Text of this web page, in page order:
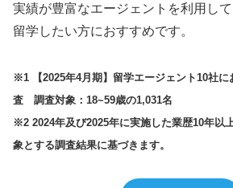
実績が豊富なエージェントを利用し
留学したい方におすすめです。
※1 【2025年4月期】留学エージェント10社に
査 調査対象：18~59歳の1,031名
※2 2024年及び2025年に実施した業歴10年以
象とする調査結果に基づきます。